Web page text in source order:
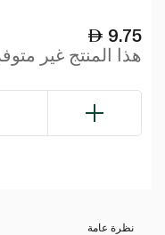
9.75
هذا المنتج غير
نظرة عامة